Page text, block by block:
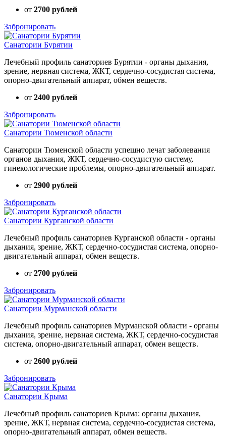
от 2700 рублей
Забронировать
Санатории Бурятии
Лечебный профиль санаториев Бурятии - органы дыхания,
зрение, нервная система, ЖКТ, сердечно-сосудистая система,
опорно-двигательный аппарат, обмен веществ.
от 2400 рублей
Забронировать
Санатории Тюменской области
Санатории Тюменской области успешно лечат заболевания
органов дыхания, ЖКТ, сердечно-сосудистую систему,
гинекологические проблемы, опорно-двигательный аппарат.
от 2900 рублей
Забронировать
Санатории Курганской области
Лечебный профиль санаториев Курганской области - органы
дыхания, зрение, ЖКТ, сердечно-сосудистая система, опорно-
двигательный аппарат, обмен веществ.
от 2700 рублей
Забронировать
Санатории Мурманской области
Лечебный профиль санаториев Мурманской области - органы
дыхания, зрение, нервная система, ЖКТ, сердечно-сосудистая
система, опорно-двигательный аппарат, обмен веществ.
от 2600 рублей
Забронировать
Санатории Крыма
Лечебный профиль санаториев Крыма: органы дыхания,
зрение, ЖКТ, нервная система, сердечно-сосудистая система,
опорно-двигательный аппарат, обмен веществ.